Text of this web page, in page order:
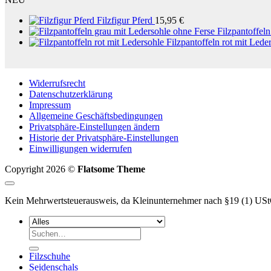
Filzfigur Pferd 15,95 €
Filzpantoffeln rot mit
Widerrufsrecht
Datenschutzerklärung
Impressum
Allgemeine Geschäftsbedingungen
Privatsphäre-Einstellungen ändern
Historie der Privatsphäre-Einstellungen
Einwilligungen widerrufen
Copyright 2026 © Flatsome Theme
Kein Mehrwertsteuerausweis, da Kleinunternehmer nach §19 (1)
Suchen
nach:
Filzschuhe
Seidenschals